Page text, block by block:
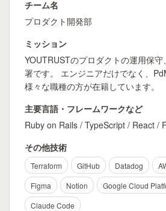
チーム名
プロダクト開発部
ミッション
YOUTRUSTのプロダクトの運用保
署です。 エンジニアだけでなく、
様々な職種の方が在籍しています。
主要言語・フレームワークなど
Ruby on Rails / TypeScript / React /
その他技術
Terraform GitHub Datadog
Figma
Notion
Google Cloud
Claude Code